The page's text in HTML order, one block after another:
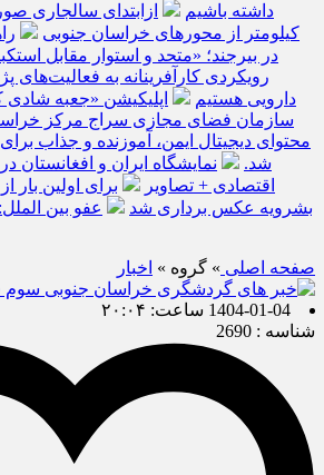
داشته باشیم
کیلومتر از محورهای خراسان جنوبی
در بیرجند؛ «متحد و استوار مقابل
رویکردی کارآفرینانه به فعالیت‌های
دارویی هستیم
اپلیکیشن «جعبه
سازمان فضای مجازی سراج مرکز
محتوای دیجیتال ایمن، آموزنده و جذاب
شد.
نمایشگاه ایران و افغانستان
اقتصادی + تصاویر
برای اولین بار
بشرویه عکس برداری شد
عفو بین الملل:
صفحه اصلی » گروه » اخبار
1404-01-04 ساعت: ۲۰:۰۴
شناسه : 2690